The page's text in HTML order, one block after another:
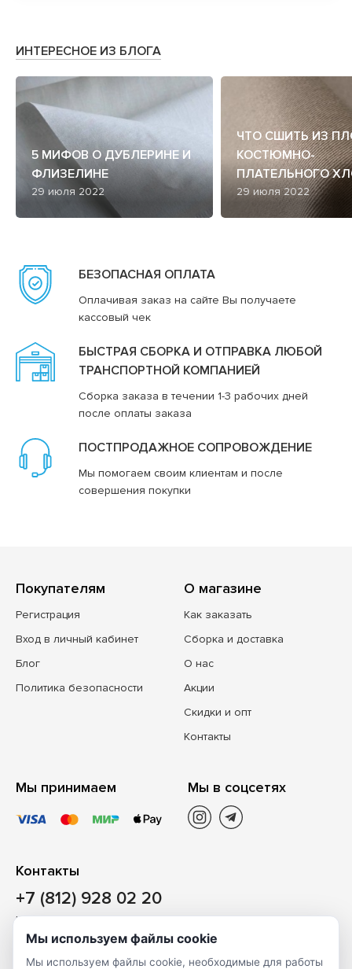
ИНТЕРЕСНОЕ ИЗ БЛОГА
5 МИФОВ О ДУБЛЕРИНЕ И
ФЛИЗЕЛИНЕ
29 июля 2022
ЧТО СШИТЬ ИЗ
КОСТЮМНО-
ПЛАТЕЛЬНОГО
29 июля 2022
БЕЗОПАСНАЯ ОПЛАТА
Оплачивая заказ на сайте Вы получаете
кассовый чек
БЫСТРАЯ СБОРКА И ОТПРАВКА ЛЮБОЙ
ТРАНСПОРТНОЙ КОМПАНИЕЙ
Сборка заказа в течении 1-3 рабочих дней
после оплаты заказа
ПОСТПРОДАЖНОЕ СОПРОВОЖДЕНИЕ
Мы помогаем своим клиентам и после
совершения покупки
Покупателям
Регистрация
Вход в личный кабинет
Блог
Политика безопасности
О магазине
Как заказать
Сборка и доставка
О нас
Акции
Скидки и опт
Контакты
Мы принимаем Мы в соцсетях
Контакты
+7 (812) 928 02 20
Наш магазин
Санкт-Петербург, ул. Ворошилова, д. 2, Литер «Р» (БЦ
«Сигнал»), 3 этаж, пом. 2
Мы используем файлы cookie
Мы используем файлы cookie, необходимые для работы